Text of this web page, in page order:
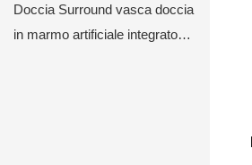
Doccia Surround vasca doccia
in marmo artificiale integrato